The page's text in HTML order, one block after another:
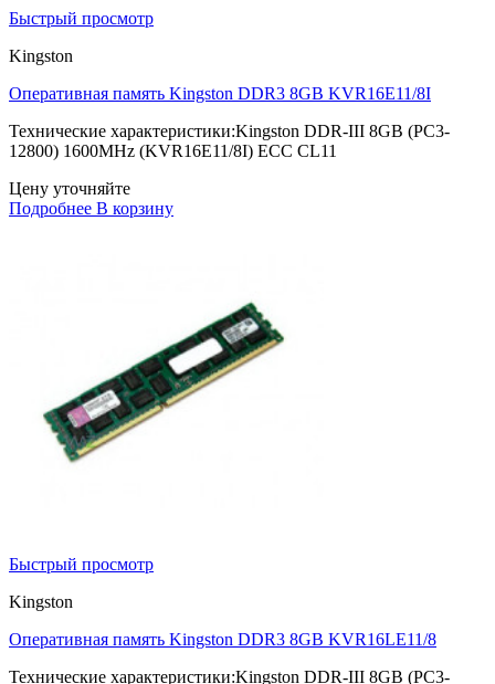
Быстрый просмотр
Kingston
Оперативная память Kingston DDR3 8GB KVR16E11/8I
Технические характеристики:Kingston DDR-III 8GB (PC3-
12800) 1600MHz (KVR16E11/8I) ECC CL11
Цену уточняйте
Подробнее В корзину
Быстрый просмотр
Kingston
Оперативная память Kingston DDR3 8GB KVR16LE11/8
Технические характеристики:Kingston DDR-III 8GB (PC3-